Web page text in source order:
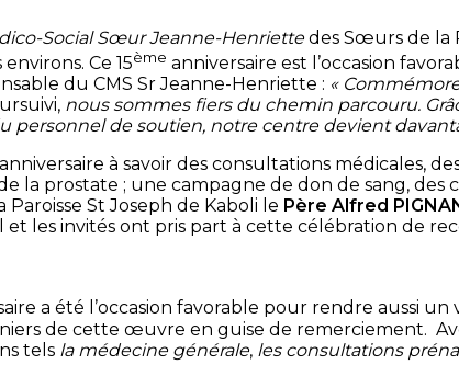
Social Sœur Jeanne-Henriettedes Sœurs de la
Ce 15ème anniversaire est l’occasion
du CMS Sr Jeanne-Henriette : «
nous sommes fiers du chemin parcouru.
personnel de soutien, notre centre devient
à savoir des consultations médicales,
la prostate ; une campagne de don de sang,
St Joseph de Kaboli le Père Alfred
les invités ont pris part à cette célébration de
a été l’occasion favorable pour rendre aussi
de cette œuvre en guise de remerciement.
tels la médecine générale, les consultations